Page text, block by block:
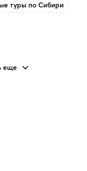
туры по Сибири
еще